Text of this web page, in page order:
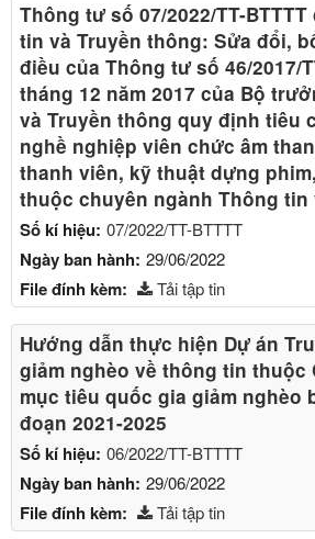
Thông tư số 07/2022/TT-
tin và Truyền thông: Sửa đổi,
điều của Thông tư số 46/2017/
tháng 12 năm 2017 của Bộ
và Truyền thông quy định tiêu
nghề nghiệp viên chức âm
thanh viên, kỹ thuật dựng
thuộc chuyên ngành Thông tin
Số kí hiệu: 07/2022/TT-BTTTT
Ngày ban hành: 29/06/2022
File đính kèm: Tải tập tin
Hướng dẫn thực hiện Dự án
giảm nghèo về thông tin thuộc
mục tiêu quốc gia giảm nghèo
đoạn 2021-2025
Số kí hiệu: 06/2022/TT-BTTTT
Ngày ban hành: 29/06/2022
File đính kèm: Tải tập tin